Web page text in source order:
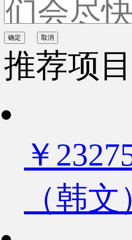
确定 取消
推荐项目
￥
（韩文